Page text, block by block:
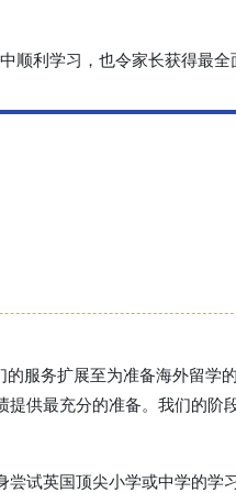
顺利学习，也令家长获得最全
服务扩展至为准备海外留学
供最充分的准备。我们的阶
试英国顶尖小学或中学的学